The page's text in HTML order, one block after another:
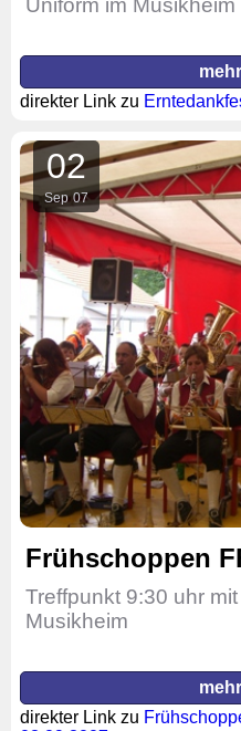
Uniform im Musikheim
direkter Link zu
02
Sep 07
Frühschoppen
Treffpunkt 9:30 uhr
Musikheim
direkter Link zu